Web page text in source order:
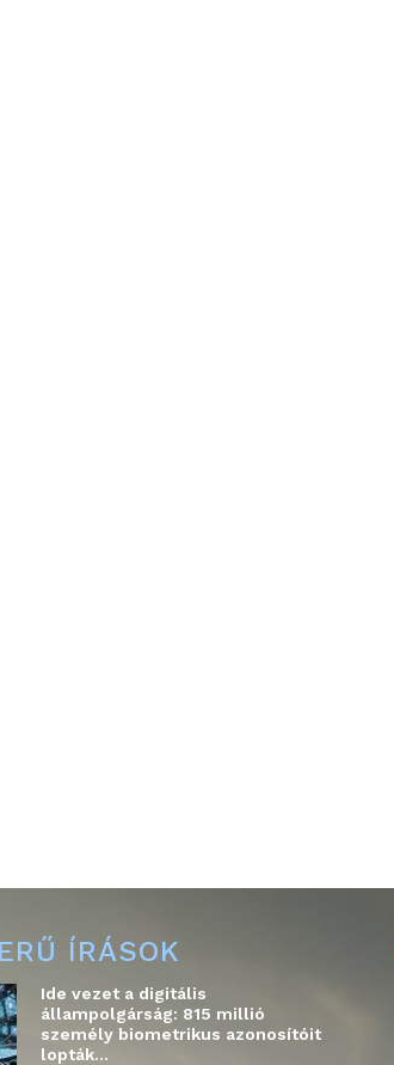
ÍRÁSOK
Ide vezet a digitális
állampolgárság: 815 millió
személy biometrikus azonosítóit
lopták...